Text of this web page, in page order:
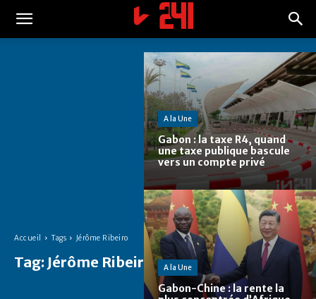
Accueil Tags Jérôme Ribeiro
Tag: Jérôme Ribeiro
A la Une
Gabon : la taxe R4, quand
une taxe publique bascule
vers un compte privé
A la Une
Gabon-Chine : la rente la